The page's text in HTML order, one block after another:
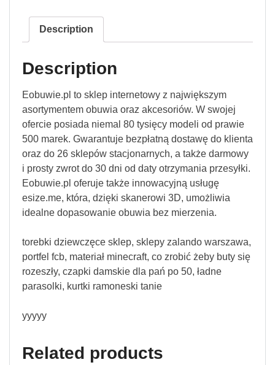
Description
Description
Eobuwie.pl to sklep internetowy z największym
asortymentem obuwia oraz akcesoriów. W swojej
ofercie posiada niemal 80 tysięcy modeli od prawie
500 marek. Gwarantuje bezpłatną dostawę do klienta
oraz do 26 sklepów stacjonarnych, a także darmowy
i prosty zwrot do 30 dni od daty otrzymania przesyłki.
Eobuwie.pl oferuje także innowacyjną usługę
esize.me, która, dzięki skanerowi 3D, umożliwia
idealne dopasowanie obuwia bez mierzenia.
torebki dziewczęce sklep, sklepy zalando warszawa,
portfel fcb, materiał minecraft, co zrobić żeby buty się
rozeszły, czapki damskie dla pań po 50, ładne
parasolki, kurtki ramoneski tanie
yyyyy
Related products